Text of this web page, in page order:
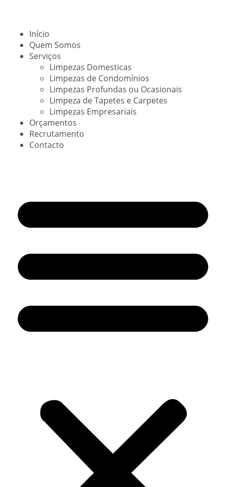
Início
Quem Somos
Serviços
Limpezas Domesticas
Limpezas de Condomínios
Limpezas Profundas ou Ocasionais
Limpeza de Tapetes e Carpetes
Limpezas Empresariais
Orçamentos
Recrutamento
Contacto